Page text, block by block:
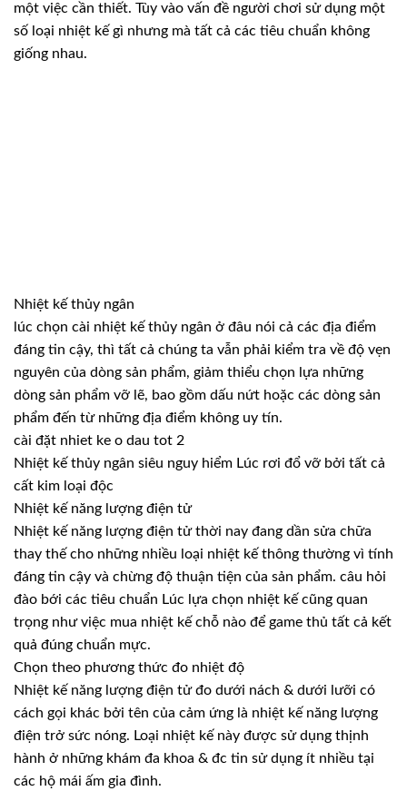
một việc cần thiết. Tùy vào vấn đề người chơi sử dụng một
số loại nhiệt kế gì nhưng mà tất cả các tiêu chuẩn không
giống nhau.
Nhiệt kế thủy ngân
lúc chọn cài nhiệt kế thủy ngân ở đâu nói cả các địa điểm
đáng tin cậy, thì tất cả chúng ta vẫn phải kiểm tra về độ vẹn
nguyên của dòng sản phẩm, giảm thiểu chọn lựa những
dòng sản phẩm vỡ lẽ, bao gồm dấu nứt hoặc các dòng sản
phẩm đến từ những địa điểm không uy tín.
cài đặt nhiet ke o dau tot 2
Nhiệt kế thủy ngân siêu nguy hiểm Lúc rơi đổ vỡ bởi tất cả
cất kim loại độc
Nhiệt kế năng lượng điện tử
Nhiệt kế năng lượng điện tử thời nay đang dần sửa chữa
thay thế cho những nhiều loại nhiệt kế thông thường vì tính
đáng tin cậy và chừng độ thuận tiện của sản phẩm. câu hỏi
đào bới các tiêu chuẩn Lúc lựa chọn nhiệt kế cũng quan
trọng như việc mua nhiệt kế chỗ nào để game thủ tất cả kết
quả đúng chuẩn mực.
Chọn theo phương thức đo nhiệt độ
Nhiệt kế năng lượng điện tử đo dưới nách & dưới lưỡi có
cách gọi khác bởi tên của cảm ứng là nhiệt kế năng lượng
điện trở sức nóng. Loại nhiệt kế này được sử dụng thịnh
hành ở những khám đa khoa & đc tin sử dụng ít nhiều tại
các hộ mái ấm gia đình.